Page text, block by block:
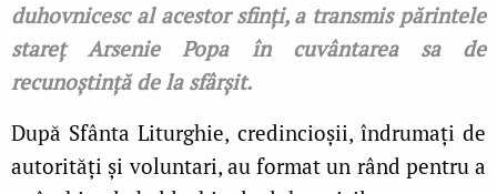
duhovnicesc al acestor sfinți, a transmis părintele
stareț Arsenie Popa în cuvântarea sa de
recunoștință de la sfârșit.
După Sfânta Liturghie, credincioșii, îndrumați de
autorități și voluntari, au format un rând pentru a